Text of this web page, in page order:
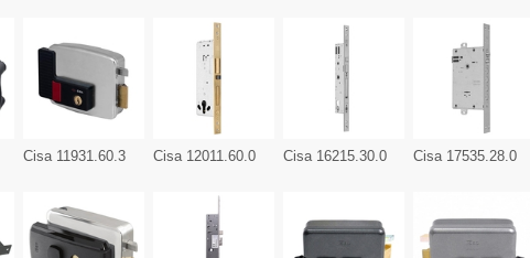
Cisa 11931.60.3 Cisa 12011.60.0 Cisa 16215.30.0 Cisa 17535.28.0